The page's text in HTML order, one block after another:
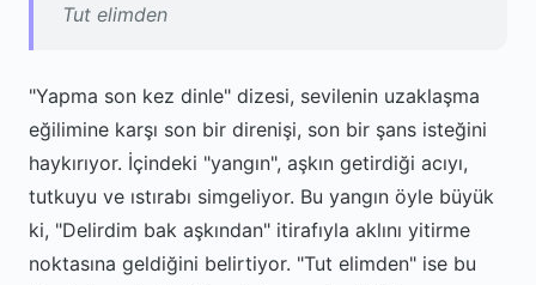
Tut elimden
"Yapma son kez dinle" dizesi, sevilenin uzaklaşma
eğilimine karşı son bir direnişi, son bir şans isteğini
haykırıyor. İçindeki "yangın", aşkın getirdiği acıyı,
tutkuyu ve ıstırabı simgeliyor. Bu yangın öyle büyük
ki, "Delirdim bak aşkından" itirafıyla aklını yitirme
noktasına geldiğini belirtiyor. "Tut elimden" ise bu